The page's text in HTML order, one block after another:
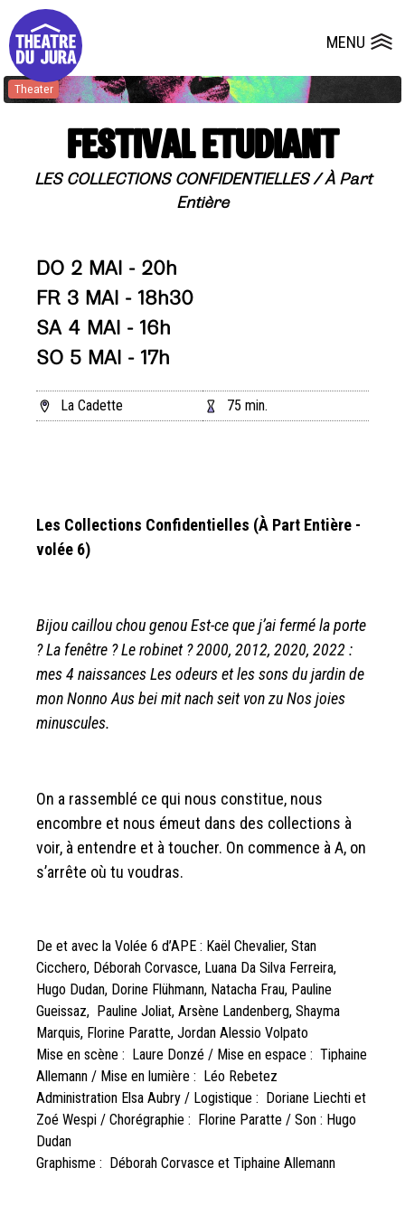
MENU
Presse Dépôts de dossiers
Theater
FESTIVAL ETUDIANT
LES COLLECTIONS CONFIDENTIELLES / À Part
Entière
Les Collections Confidentielles (À Part Entière -
volée 6)
Bijou caillou chou genouEst-ce que j’ai fermé la porte
? La fenêtre ? Le robinet ? 2000, 2012, 2020, 2022 :
mes 4 naissances Les odeurs et les sons du jardin de
mon Nonno Aus bei mit nach seit von zu Nos joies
minuscules.
On a rassemblé ce qui nous constitue, nous
encombre et nous émeut dans des collections à
voir, à entendre et à toucher. On commence à A, on
s’arrête où tu voudras.
De et avec la Volée 6 d’APE : Kaël Chevalier, Stan
Cicchero, Déborah Corvasce, Luana Da Silva Ferreira,
Hugo Dudan, Dorine Flühmann, Natacha Frau, Pauline
Gueissaz, Pauline Joliat, Arsène Landenberg, Shayma
Marquis, Florine Paratte, Jordan Alessio Volpato
Mise en scène : Laure Donzé / Mise en espace : Tiphaine
Allemann / Mise en lumière : Léo Rebetez
Administration Elsa Aubry / Logistique : Doriane Liechti et
Zoé Wespi / Chorégraphie : Florine Paratte / Son : Hugo
Dudan
Graphisme : Déborah Corvasce et Tiphaine Allemann
DO 2 MAI - 20h
FR 3 MAI - 18h30
SA 4 MAI - 16h
SO 5 MAI - 17h
La Cadette 75 min.